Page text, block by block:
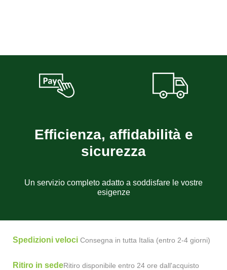
Efficienza, affidabilità e
sicurezza
Un servizio completo adatto a soddisfare le vostre
esigenze
Spedizioni veloci Consegna in tutta Italia (entro 2-4 giorni)
Ritiro in sedeRitiro disponibile entro 24 ore dall'acquisto